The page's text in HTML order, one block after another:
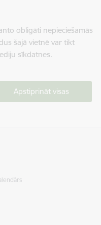
obligāti nepieciešamās
šajā vietnē var tikt
sīkdatnes.
Apstiprināt visas